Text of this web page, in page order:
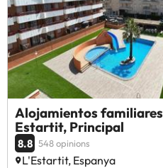
Alojamientos
Estartit, Principal
8.8 548 opinions
L'Estartit, Espanya